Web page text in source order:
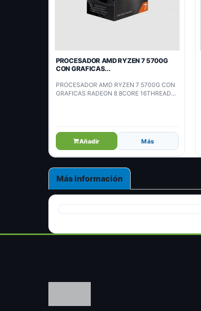
PROCESADOR AMD RYZEN 7 5700G
CON GRAFICAS...
PROCESADOR AMD RYZEN 7 5700G CON
GRAFICAS RADEON 8 8CORE 16THREADS
Añadir Más
Más información